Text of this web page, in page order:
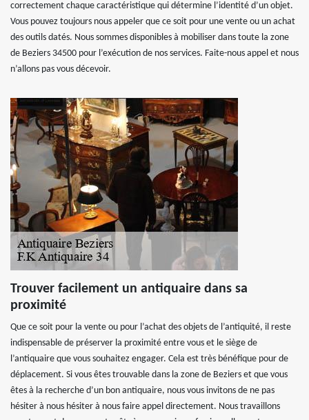
correctement chaque caractéristique qui détermine l’identité d’un objet.
Vous pouvez toujours nous appeler que ce soit pour une vente ou un achat
des outils datés. Nous sommes disponibles à mobiliser dans toute la zone
de Beziers 34500 pour l’exécution de nos services. Faite-nous appel et nous
n’allons pas vous décevoir.
Trouver facilement un antiquaire dans sa
proximité
Que ce soit pour la vente ou pour l’achat des objets de l’antiquité, il reste
indispensable de préserver la proximité entre vous et le siège de
l’antiquaire que vous souhaitez engager. Cela est très bénéfique pour de
déplacement. Si vous êtes trouvable dans la zone de Beziers et que vous
êtes à la recherche d’un bon antiquaire, nous vous invitons de ne pas
hésiter à nous hésiter à nous faire appel directement. Nous travaillons